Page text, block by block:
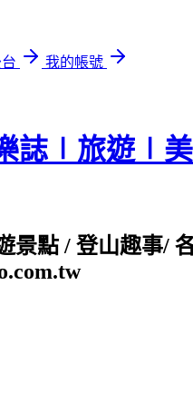
我的帳號
誌∣旅遊∣
景點 / 登山趣事/